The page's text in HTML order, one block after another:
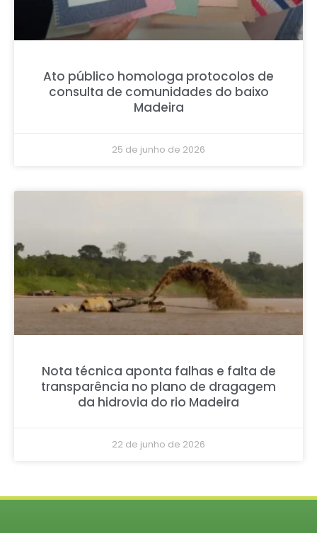
Ato público homologa protocolos de
consulta de comunidades do baixo
Madeira
25 de junho de 2026
Nota técnica aponta falhas e falta de
transparência no plano de dragagem
da hidrovia do rio Madeira
22 de junho de 2026